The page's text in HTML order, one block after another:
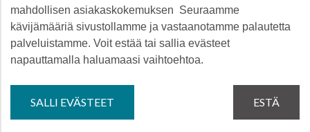
Twitter
Instagram
mahdollisen asiakaskokemuksen Seuraamme
kävijämääriä sivustollamme ja vastaanotamme palautetta
palveluistamme. Voit estää tai sallia evästeet
napauttamalla haluamaasi vaihtoehtoa.
SALLI EVÄSTEET ESTÄ